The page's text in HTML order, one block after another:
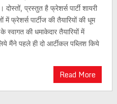
प्रस्तुत है फ्रेशर्स पार्टी शायरी
फ्रेशर्स पार्टीज की तैयारियों की धूम
की धमाकेदार तैयारियों में
मैंने पहले ही दो आर्टीकल पब्लिश किये
Read More